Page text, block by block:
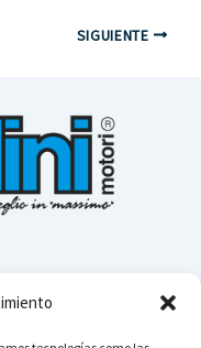
SIGUIENTE